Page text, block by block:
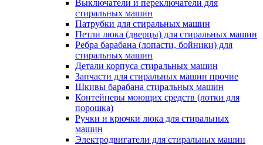
Выключатели и переключатели для
стиральных машин
Патрубки для стиральных машин
Петли люка (дверцы) для стиральных машин
Ребра барабана (лопасти, бойники) для
стиральных машин
Детали корпуса стиральных машин
Запчасти для стиральных машин прочие
Шкивы барабана стиральных машин
Контейнеры моющих средств (лотки для
порошка)
Ручки и крючки люка для стиральных
машин
Электродвигатели для стиральных машин